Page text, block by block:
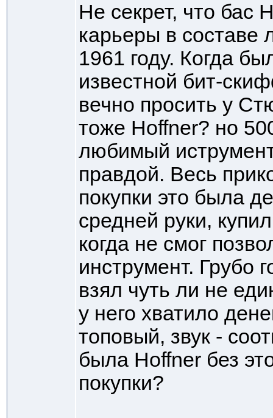
Не секрет, что бас
карьеры в составе
1961 году. Когда
известной бит-
вечно просить у
тоже Hoffner? но
любимый
правдой. Весь
покупки это была
средней руки,
когда не смог
инструмент. Грубо
взял чуть ли не
у него хватило
топовый, звук -
была Hoffner без
покупки?